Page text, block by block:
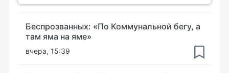
Беспрозванных: «По Коммунальной бегу, а
там яма на яме»
вчера, 15:39